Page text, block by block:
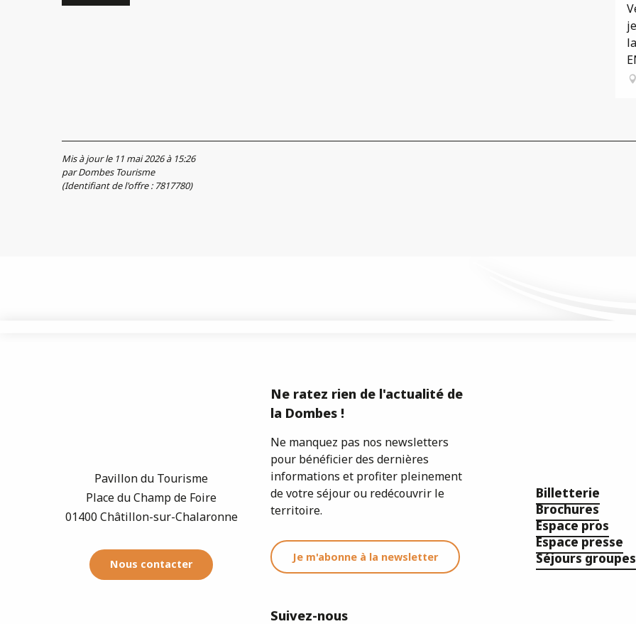
Mis à jour le 11 mai 2026 à 15:26
par Dombes Tourisme
(Identifiant de l'offre : 7817780)
Pavillon du Tourisme
Place du Champ de Foire
01400 Châtillon-sur-Chalaronne
Nous contacter
Ne ratez rien de l'actualité de
la Dombes !
Ne manquez pas nos newsletters
pour bénéficier des dernières
informations et profiter pleinement
de votre séjour ou redécouvrir le
territoire.
Je m'abonne à la newsletter
Suivez-nous
Billetterie
Brochures
Espace pros
Espace presse
Séjours groupes